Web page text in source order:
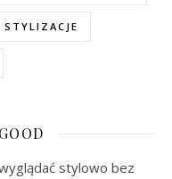
STYLIZACJE
stylowo bez